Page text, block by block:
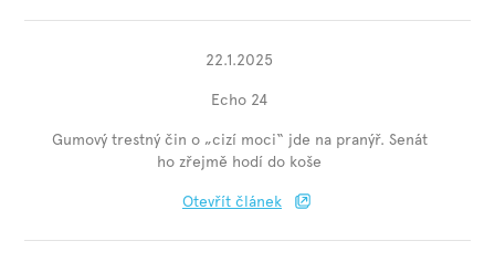
22.1.2025
Echo 24
Gumový trestný čin o „cizí moci“ jde na pranýř. Senát
ho zřejmě hodí do koše
Otevřít článek